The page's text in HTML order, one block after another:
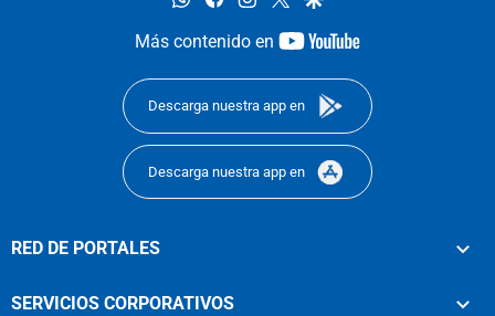
Más contenido en
youtube-
Descarga nuestra app en
Descarga nuestra app en
RED DE PORTALES
SERVICIOS CORPORATIVOS